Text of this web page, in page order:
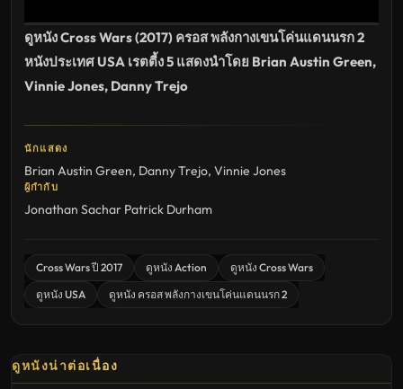
ดูหนัง Cross Wars (2017) ครอส พลังกางเขนโค่นแดนนรก 2
หนังประเทศ USA เรตตี้ง 5 แสดงนำโดย Brian Austin Green,
Vinnie Jones, Danny Trejo
นักแสดง
Brian Austin Green, Danny Trejo, Vinnie Jones
ผู้กำกับ
Jonathan Sachar Patrick Durham
Cross Wars ปี 2017 ดูหนัง Action
ดูหนัง Cross Wars
ดูหนัง USA
ดูหนัง ครอส พลังกางเขนโค่นแดนนรก 2
ดูหนังน่าต่อเนื่อง